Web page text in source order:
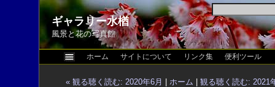
ギャラリー水楢
風景と花の写真館
ホーム サイトについて リンク集 便利ツール
« 観る聴く読む: 2020年6月 ホーム 観る聴く読む: 2021